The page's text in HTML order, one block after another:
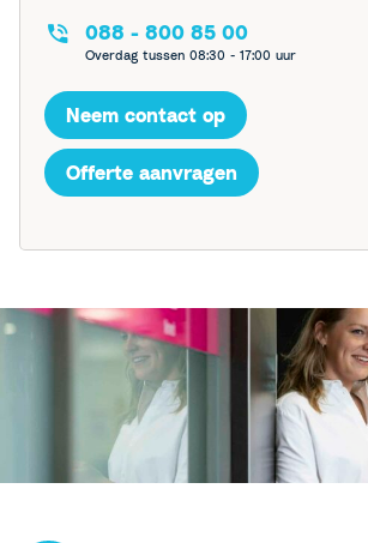
088 - 800 85 00
Overdag tussen 08:30 - 17:00 uur
Neem contact op
Offerte aanvragen